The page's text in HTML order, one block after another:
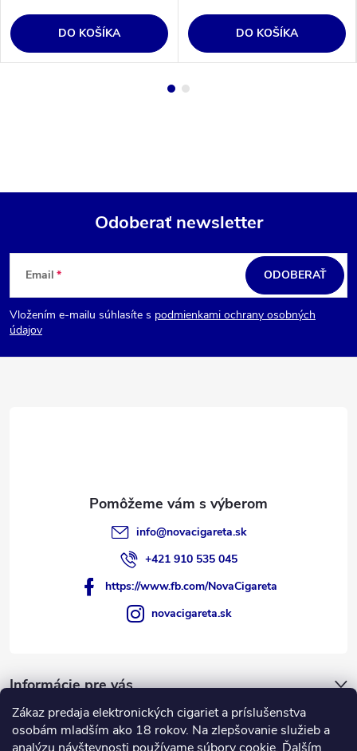
Zákaz predaja elektronických cigariet a príslušenstva
osobám mladším ako 18 rokov. Na zlepšovanie služieb a
DO KOŠÍKA DO KOŠÍKA
Z
p
t
Odoberať newsletter
Email
Vložením e-mailu súhlasíte s podmienkami ochrany osobných
údajov
ODOBERAŤ
Informácie pre vás
Nákupný košík
info@novacigareta.sk
+421 910 535 045
https://www.fb.com/NovaCigareta
novacigareta.sk